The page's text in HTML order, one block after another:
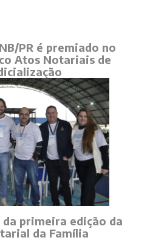
PR é premiado no
Atos Notariais de
da primeira edição da
da Família